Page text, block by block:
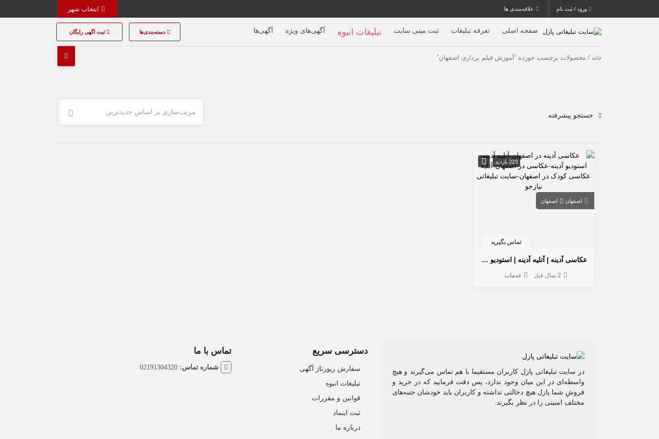
ورود / ثبت نام علاقه‌مندی ها
صفحه اصلی تعرفه تبلیغات ثبت مینی سایت تبلیغات انبوه آگهی‌های ویژه آگهی‌ها دسته‌بندی‌ها ثبت اگهی رایگان
خانه / محصولات برچسب خورده “آموزش فیلم برداری اصفهان”
مرتب‌سازی بر اساس جدیدترین جستجو پیشرفته
223 بازدید
اصفهان اصفهان
تماس بگیرید
عکاسی آدینه | آتلیه آدینه | استودیو آدینه
2 سال قبل خدمات
در سایت تبلیغاتی پازل کاربران مستقیما با هم تماس می‌گیرند و هیچ
واسطه‌ای در این میان وجود ندارد، پس دقت فرمایید که در خرید و
فروشِ شما پازل هیچ دخالتی نداشته و کاربران باید خودشان جنبه‌های
مختلف امنیتی را در نظر بگیرند.
دسترسی سریع
سفارش رپورتاژ آگهی
تبلیغات انبوه
قوانین و مقررات
ثبت اینماد
درباره ما
تماس با ما
شماره تماس: 02191304320